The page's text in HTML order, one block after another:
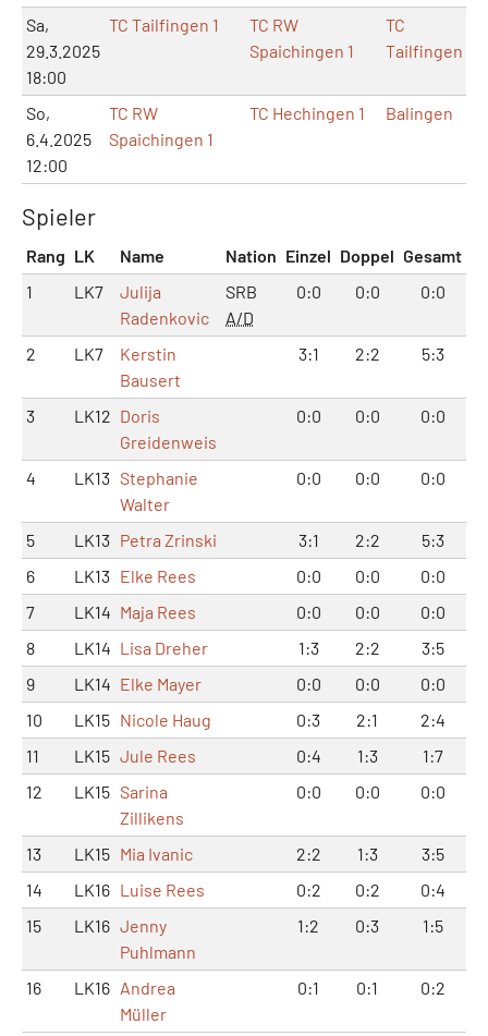
Sa,
29.3.2025
18:00
TC Tailfingen 1
TC RW
Spaichingen 1
TC
Tailfingen
So,
6.4.2025
12:00
TC RW
Spaichingen 1
TC Hechingen 1 Balingen
Spieler
Rang LK Name Nation Einzel Doppel Gesamt
1
LK7
Julija
Radenkovic
SRB
A/D
0:0 0:0 0:0
2 LK7
Kerstin
Bausert
3:1 2:2 5:3
3 LK12 Doris
Greidenweis
0:0 0:0 0:0
4 LK13 Stephanie
Walter
0:0 0:0 0:0
5 LK13 Petra Zrinski 3:1 2:2
5:3
6
LK13 Elke Rees 0:0 0:0
0:0
7
LK14 Maja Rees 0:0 0:0
0:0
8
LK14 Lisa Dreher 1:3 2:2
3:5
9
LK14 Elke Mayer 0:0 0:0
0:0
10
LK15 Nicole Haug 0:3 2:1
2:4
11
LK15 Jule Rees 0:4 1:3
1:7
12
LK15 Sarina
Zillikens
0:0 0:0 0:0
13 LK15 Mia Ivanic 2:2 1:3
3:5
14
LK16 Luise Rees 0:2 0:2
0:4
15
LK16 Jenny
Puhlmann
1:2 0:3 1:5
16 LK16 Andrea
Müller
0:1 0:1 0:2